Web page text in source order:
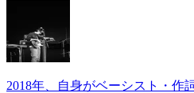
2018年、自身がベーシスト・作